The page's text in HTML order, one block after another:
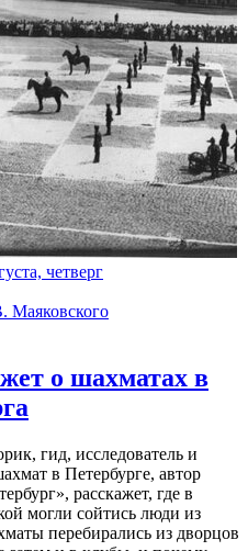
четверг
Маяковского
о шахматах в
гид, исследователь и
в Петербурге, автор
расскажет, где в
могли сойтись люди из
перебирались из дворцов